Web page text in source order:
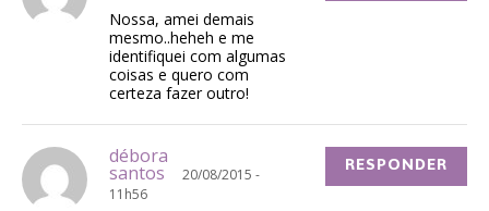
Nossa, amei demais
mesmo..heheh e me
identifiquei com algumas
coisas e quero com
certeza fazer outro!
débora
santos
20/08/2015 -
11h56
RESPONDER